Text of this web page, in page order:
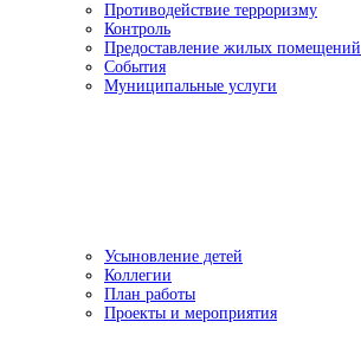
Противодействие терроризму
Контроль
Предоставление жилых помещений
События
Муниципальные услуги
Усыновление детей
Коллегии
План работы
Проекты и мероприятия